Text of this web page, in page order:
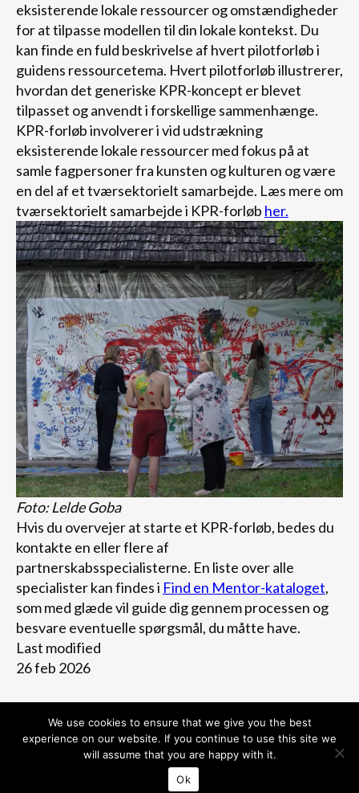
eksisterende lokale ressourcer og omstændigheder
for at tilpasse modellen til din lokale kontekst. Du
kan finde en fuld beskrivelse af hvert pilotforløb i
guidens ressourcetema. Hvert pilotforløb illustrerer,
hvordan det generiske KPR-koncept er blevet
tilpasset og anvendt i forskellige sammenhænge.
KPR-forløb involverer i vid udstrækning
eksisterende lokale ressourcer med fokus på at
samle fagpersoner fra kunsten og kulturen og være
en del af et tværsektorielt samarbejde. Læs mere om
tværsektorielt samarbejde i KPR-forløb her.
Foto: Lelde Goba
Hvis du overvejer at starte et KPR-forløb, bedes du
kontakte en eller flere af
partnerskabsspecialisterne. En liste over alle
specialister kan findes i Find en Mentor-kataloget,
som med glæde vil guide dig gennem processen og
besvare eventuelle spørgsmål, du måtte have.
Last modified
26 feb 2026
We use cookies to ensure that we give you the best
experience on our website. If you continue to use this site we
will assume that you are happy with it.
Ok